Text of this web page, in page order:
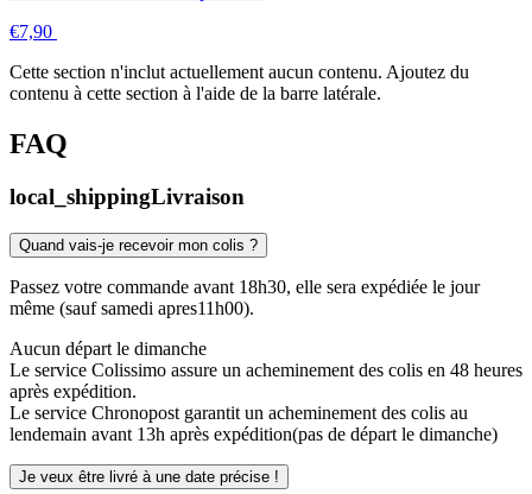
€7,90
Cette section n'inclut actuellement aucun contenu. Ajoutez du
contenu à cette section à l'aide de la barre latérale.
FAQ
local_shippingLivraison
Quand vais-je recevoir mon colis ?
Passez votre commande avant 18h30, elle sera expédiée le jour
même (sauf samedi apres11h00).
Aucun départ le dimanche
Le service Colissimo assure un acheminement des colis en 48 heures
après expédition.
Le service Chronopost garantit un acheminement des colis au
lendemain avant 13h après expédition(pas de départ le dimanche)
Je veux être livré à une date précise !